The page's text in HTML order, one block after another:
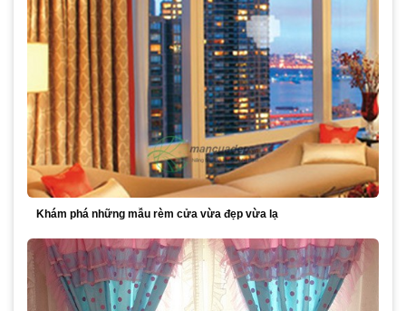
Khám phá những mẫu rèm cửa vừa đẹp vừa lạ